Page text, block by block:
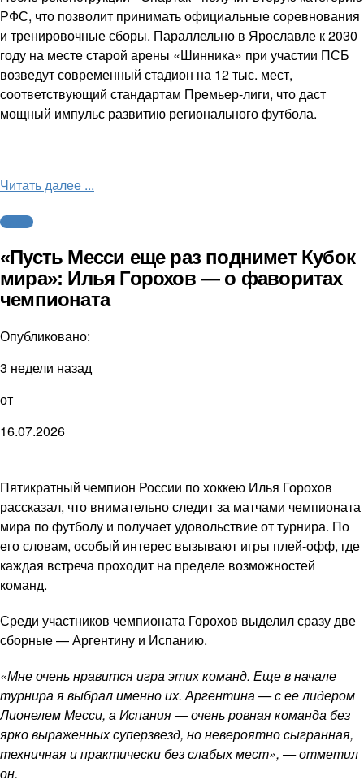
РФС, что позволит принимать официальные соревнования
и тренировочные сборы. Параллельно в Ярославле к 2030
году на месте старой арены «Шинника» при участии ПСБ
возведут современный стадион на 12 тыс. мест,
соответствующий стандартам Премьер-лиги, что даст
мощный импульс развитию регионального футбола.
Читать далее ...
Футбол
«Пусть Месси еще раз поднимет Кубок
мира»: Илья Горохов — о фаворитах
чемпионата
Опубликовано:
3 недели назад
от
16.07.2026
Пятикратный чемпион России по хоккею Илья Горохов
рассказал, что внимательно следит за матчами чемпионата
мира по футболу и получает удовольствие от турнира. По
его словам, особый интерес вызывают игры плей-офф, где
каждая встреча проходит на пределе возможностей
команд.
Среди участников чемпионата Горохов выделил сразу две
сборные — Аргентину и Испанию.
«Мне очень нравится игра этих команд. Еще в начале
турнира я выбрал именно их. Аргентина — с ее лидером
Лионелем Месси, а Испания — очень ровная команда без
ярко выраженных суперзвезд, но невероятно сыгранная,
техничная и практически без слабых мест», — отметил
он.